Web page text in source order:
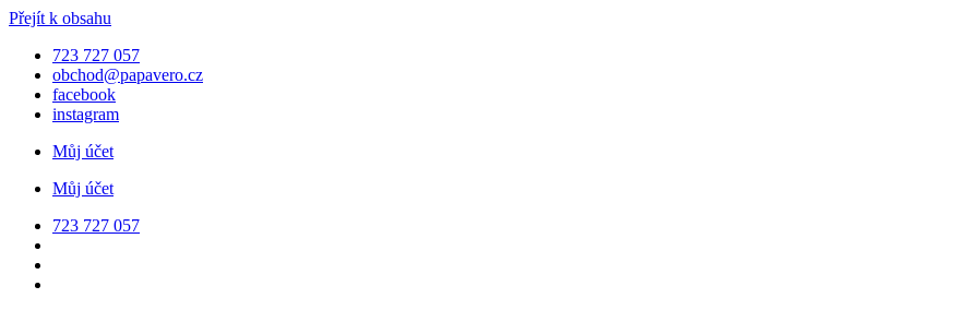
Přejít k obsahu
723 727 057
obchod@papavero.cz
facebook
instagram
Můj účet
Můj účet
723 727 057